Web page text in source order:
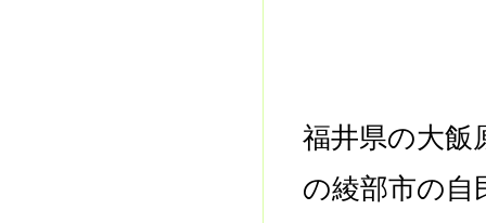
福井県の大飯
の綾部市の自